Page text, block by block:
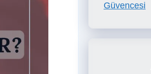
Güvencesi